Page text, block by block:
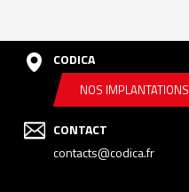
CODICA
NOS IMPLANTATIONS
CONTACT
contacts@codica.fr